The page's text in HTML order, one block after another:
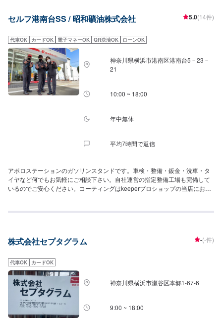
セルフ港南台SS / 昭和礦油株式会社 5.0(14件)
代車OK カードOK 電子マネーOK QR決済OK ローンOK
神奈川県横浜市港南区港南台5－23－
21
10:00 ~ 18:00
年中無休
平均7時間で返信
アポロステーションのガソリンスタンドです。車検・整備・鈑金・洗車・タ
イヤなど何でもお気軽にご相談下さい。自社運営の指定整備工場も完備して
いるのでご安心ください。コーティングはkeeperプロショップの当店にお任
株式会社セプタグラム -(-件)
代車OK カードOK
神奈川県横浜市瀬谷区本郷1-67-6
9:00 ~ 18:00